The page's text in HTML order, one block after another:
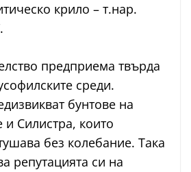
крило – т.нар.
предприема твърда
среди.
бунтове на
Силистра, които
без колебание. Така
репутацията си на